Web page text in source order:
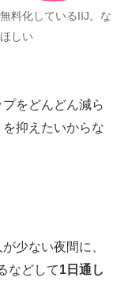
料化しているIIJ。な
しい
をどんどん減ら
抑えたいからな
少ない夜間に、
などして1日通し